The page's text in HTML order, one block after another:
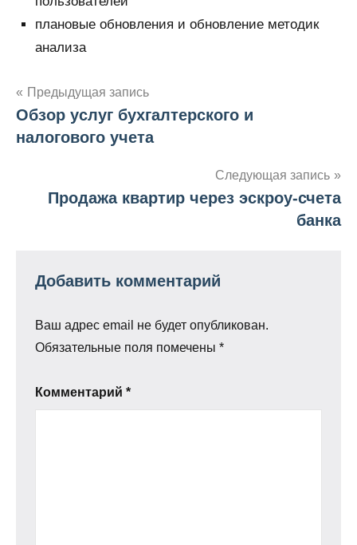
плановые обновления и обновление методик
анализа
Навигация
по
Предыдущая запись
Обзор услуг бухгалтерского и
налогового учета
Следующая запись
Продажа квартир через эскроу-счета
банка
Добавить комментарий
Ваш адрес email не будет опубликован.
Обязательные поля помечены *
Комментарий *